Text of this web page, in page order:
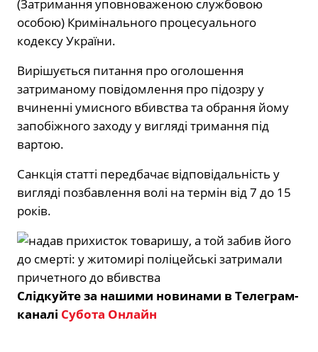
(Затримання уповноваженою службовою
особою) Кримінального процесуального
кодексу України.
Вирішується питання про оголошення
затриманому повідомлення про підозру у
вчиненні умисного вбивства та обрання йому
запобіжного заходу у вигляді тримання під
вартою.
Санкція статті передбачає відповідальність у
вигляді позбавлення волі на термін від 7 до 15
років.
Слідкуйте за нашими новинами в Телеграм-
каналі Субота Онлайн